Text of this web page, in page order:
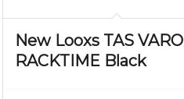
New Looxs TAS VARO
RACKTIME Black